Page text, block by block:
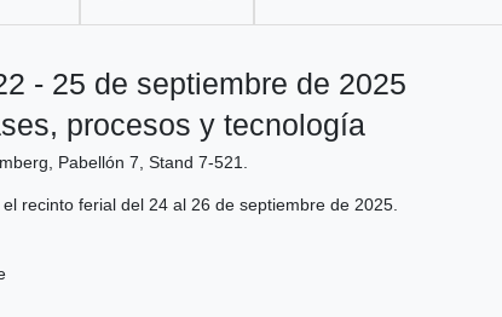
- 25 de septiembre de 2025
procesos y tecnología
Pabellón 7, Stand 7-521.
recinto ferial del 24 al 26 de septiembre de 2025.